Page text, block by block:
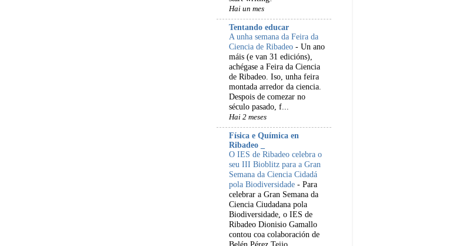
Hai un mes
Tentando educar
A unha semana da Feira da
Ciencia de Ribadeo - Un ano
máis (e van 31 edicións),
achégase a Feira da Ciencia
de Ribadeo. Iso, unha feira
montada arredor da ciencia.
Despois de comezar no
século pasado, f...
Hai 2 meses
Física e Química en
Ribadeo _
O IES de Ribadeo celebra o
seu III Bioblitz para a Gran
Semana da Ciencia Cidadá
pola Biodiversidade - Para
celebrar a Gran Semana da
Ciencia Ciudadana pola
Biodiversidade, o IES de
Ribadeo Dionisio Gamallo
contou coa colaboración de